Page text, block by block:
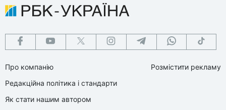
Про компанію
Редакційна політика і стандарти
Як стати нашим автором
Розмістити рекламу